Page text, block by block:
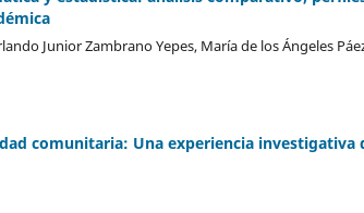
Junior Zambrano Yepes, María de los Ángeles
comunitaria: Una experiencia investigativa